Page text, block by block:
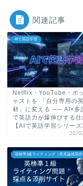
関連記事
AIで英語学習
Netflix・YouTube・ポ
ャストを 「自分専用の
材」に変える ── AI×多
で英語力が爆伸びする仕
【AIで英語学習シリーズ
20/
英検準1級ライティング（意見論述英作